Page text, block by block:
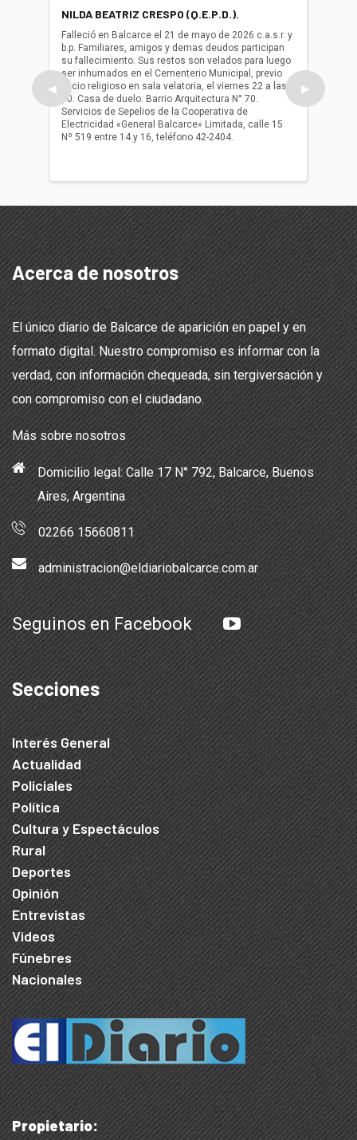
◀
NILDA BEATRIZ CRESPO (Q.E.P.D.).
Falleció en Balcarce el 21 de mayo de 2026 c.a.s.r. y
b.p. Familiares, amigos y demas deudos participan
su fallecimiento. Sus restos son velados para luego
ser inhumados en el Cementerio Municipal, previo
oficio religioso en sala velatoria, el viernes 22 a las
10. Casa de duelo: Barrio Arquitectura N° 70.
Servicios de Sepelios de la Cooperativa de
Electricidad «General Balcarce» Limitada, calle 15
Nº 519 entre 14 y 16, teléfono 42-2404.
ser
oficio
▶
Acerca de nosotros
El único diario de Balcarce de aparición en papel y en
formato digital. Nuestro compromiso es informar con la
verdad, con información chequeada, sin tergiversación y
con compromiso con el ciudadano.
Más sobre nosotros
Domicilio legal: Calle 17 N° 792, Balcarce, Buenos
Aires, Argentina
02266 15660811
administracion@eldiariobalcarce.com.ar
Seguinos en Facebook
Secciones
Interés General
Actualidad
Policiales
Política
Cultura y Espectáculos
Rural
Deportes
Opinión
Entrevistas
Videos
Fúnebres
Nacionales
Propietario: